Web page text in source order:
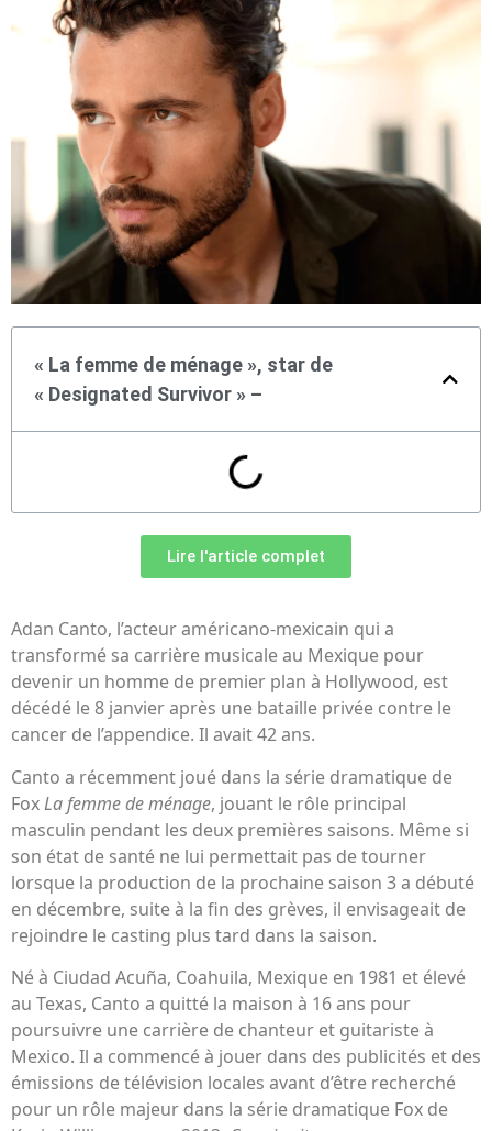
« La femme de ménage », star de
« Designated Survivor » –
Lire l'article complet
Adan Canto, l’acteur américano-mexicain qui a
transformé sa carrière musicale au Mexique pour
devenir un homme de premier plan à Hollywood, est
décédé le 8 janvier après une bataille privée contre le
cancer de l’appendice. Il avait 42 ans.
Canto a récemment joué dans la série dramatique de
FoxLa femme de ménage, jouant le rôle principal
masculin pendant les deux premières saisons. Même si
son état de santé ne lui permettait pas de tourner
lorsque la production de la prochaine saison 3 a débuté
en décembre, suite à la fin des grèves, il envisageait de
rejoindre le casting plus tard dans la saison.
Né à Ciudad Acuña, Coahuila, Mexique en 1981 et élevé
au Texas, Canto a quitté la maison à 16 ans pour
poursuivre une carrière de chanteur et guitariste à
Mexico. Il a commencé à jouer dans des publicités et des
émissions de télévision locales avant d’être recherché
pour un rôle majeur dans la série dramatique Fox de